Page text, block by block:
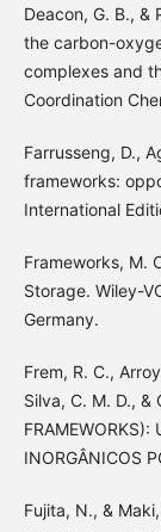
Deacon, G. B., &
the carbon-
complexes and
Coordination
Farrusseng, D.,
frameworks:
International
Frameworks, M.
Storage. Wiley-
Germany.
Frem, R. C.,
Silva, C. M. D., &
FRAMEWORKS):
INORGÂNICOS
Fujita, N., &